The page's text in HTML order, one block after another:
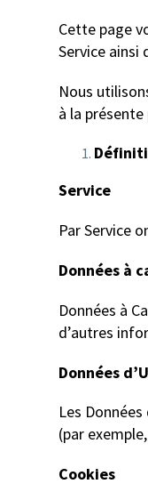
Cette page
Service ainsi
Nous
à la
Service
Par Service
Données à
Données à
d’autres
Données
Les
(par
Cookies